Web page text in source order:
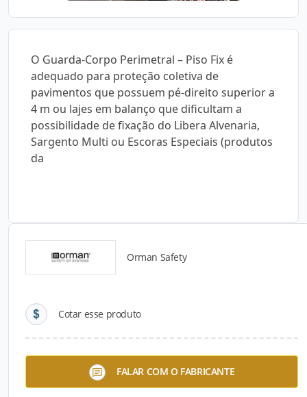
O Guarda-Corpo Perimetral – Piso Fix é
adequado para proteção coletiva de
pavimentos que possuem pé-direito superior a
4 m ou lajes em balanço que dificultam a
possibilidade de fixação do Libera Alvenaria,
Sargento Multi ou Escoras Especiais (produtos
da
Orman Safety
Cotar esse produto
FALAR COM O FABRICANTE
Detalhes do produto
Descrição do Produto
O Guarda-Corpo Perimetral – Piso Fix é
adequado para proteção coletiva de pavimentos